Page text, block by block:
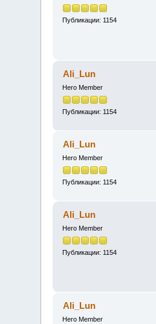
Публикации: 1154
Ali_Lun
Hero Member
Публикации: 1154
Ali_Lun
Hero Member
Публикации: 1154
Ali_Lun
Hero Member
Публикации: 1154
Ali_Lun
Hero Member